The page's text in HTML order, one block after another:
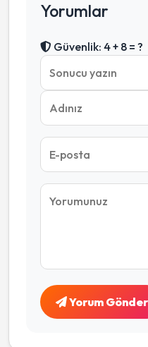
Yorumlar
Güvenlik: 4 + 8 = ?
Yorum Gönder